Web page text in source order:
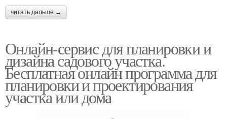
читать дальше →
Онлайн-сервис для планировки и
дизайна садового участка.
Бесплатная онлайн программа для
планировки и проектирования
участка или дома